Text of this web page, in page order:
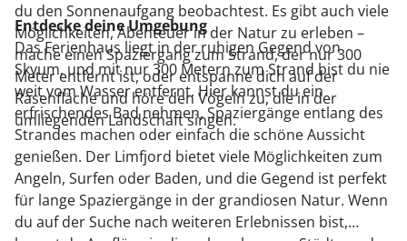
du den Sonnenaufgang beobachtest. Es gibt auch viele
Möglichkeiten, Abenteuer in der Natur zu erleben –
mache einen Spaziergang zum Strand, der nur 300
Meter entfernt ist, oder entspanne dich auf der
Rasenfläche und höre den Vögeln zu, die in der
umliegenden Landschaft singen.
Entdecke deine Umgebung
Das Ferienhaus liegt in der ruhigen Gegend von
Skyum, und mit nur 300 Metern zum Strand bist du nie
weit vom Wasser entfernt. Hier kannst du ein
erfrischendes Bad nehmen, Spaziergänge entlang des
Strandes machen oder einfach die schöne Aussicht
genießen. Der Limfjord bietet viele Möglichkeiten zum
Angeln, Surfen oder Baden, und die Gegend ist perfekt
für lange Spaziergänge in der grandiosen Natur. Wenn
du auf der Suche nach weiteren Erlebnissen bist,